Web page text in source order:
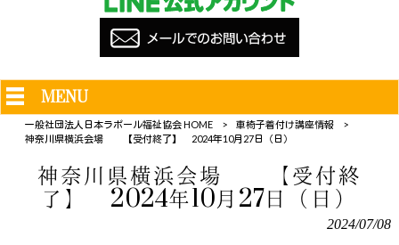
MENU
一般社団法人日本ラポール福祉協会 HOME > 車椅子着付け講座情報
>
神奈川県横浜会場 【受付終了】 2024年10月27日（日）
神奈川県横浜会場 【受付終
了】 2024年10月27日（日）
2024/07/08